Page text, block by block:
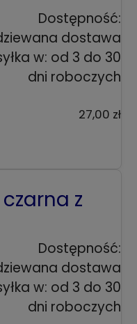
Dostępność:
dostawa
w: od 3 do 30
dni roboczych
27,00 zł
z
Dostępność:
dostawa
w: od 3 do 30
dni roboczych